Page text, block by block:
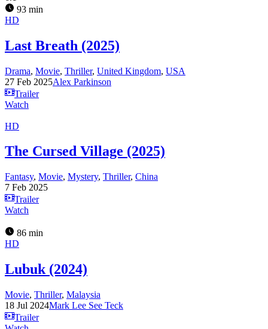
93 min
HD
Last Breath (2025)
Drama, Movie, Thriller, United Kingdom, USA
27 Feb 2025Alex Parkinson
Trailer
Watch
HD
The Cursed Village (2025)
Fantasy, Movie, Mystery, Thriller, China
7 Feb 2025
Trailer
Watch
86 min
HD
Lubuk (2024)
Movie, Thriller, Malaysia
18 Jul 2024Mark Lee See Teck
Trailer